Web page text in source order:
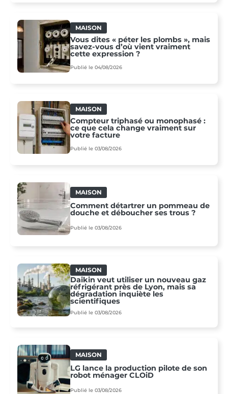
MAISON
Vous dites « péter les plombs », mais
savez-vous d’où vient vraiment
cette expression ?
Publié le 04/08/2026
MAISON
Compteur triphasé ou monophasé :
ce que cela change vraiment sur
votre facture
Publié le 03/08/2026
MAISON
Comment détartrer un pommeau de
douche et déboucher ses trous ?
Publié le 03/08/2026
MAISON
Daikin veut utiliser un nouveau gaz
réfrigérant près de Lyon, mais sa
dégradation inquiète les
scientifiques
Publié le 03/08/2026
MAISON
LG lance la production pilote de son
robot ménager CLOiD
Publié le 03/08/2026